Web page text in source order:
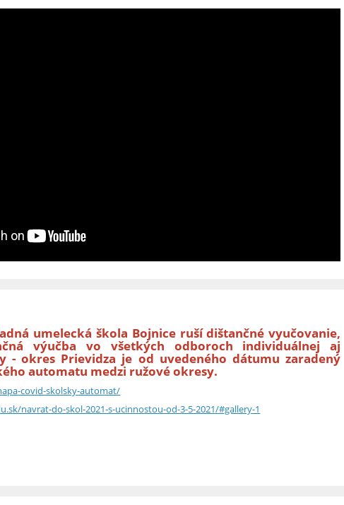
umelecká škola Bojnice ruší dištančné vyučovanie,
výučba vo všetkých odboroch individuálnej aj
- okres Prievidza je od uvedeného dátumu zaradený
automatu medzi ružové okresy.
covid-skolsky-automat/
navrat-do-skol-2021-s-ucinnostou-od-3-5-2021/#gallery-1